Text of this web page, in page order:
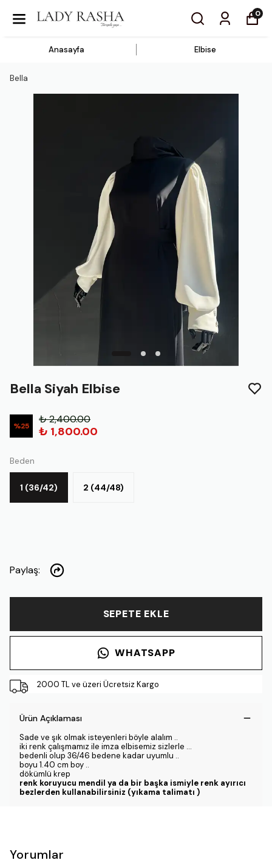
0
Anasayfa Elbise
Bella
Bella Siyah Elbise
%25
₺ 2,400.00
₺ 1,800.00
Beden
1 (36/42) 2 (44/48)
Paylaş:
SEPETE EKLE
WHATSAPP
2000 TL ve üzeri Ücretsiz Kargo
Ürün Açıklaması
Sade ve şık olmak isteyenleri böyle alalım ..
iki renk çalışmamız ile imza elbisemiz sizlerle ...
bedenli olup 36/46 bedene kadar uyumlu ..
boyu 1.40 cm boy ..
dökümlü krep
renk koruyucu mendil ya da bir başka ismiyle renk ayırıcı
bezlerden kullanabilirsiniz (yıkama talimatı )
Yorumlar